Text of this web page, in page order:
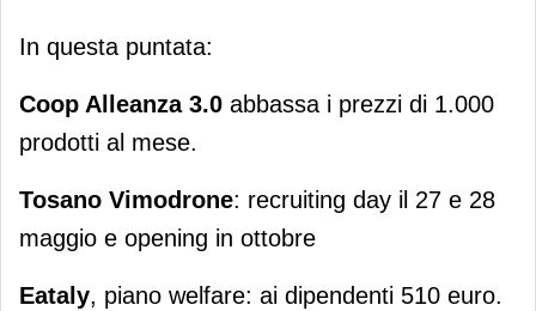
In questa puntata:
Coop Alleanza 3.0 abbassa i prezzi di 1.000
prodotti al mese.
Tosano Vimodrone: recruiting day il 27 e 28
maggio e opening in ottobre
Eataly, piano welfare: ai dipendenti 510 euro.